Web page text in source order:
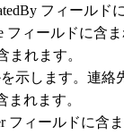
フィールド
ィールドに含ま
まれます。
します。連絡
まれます。
フィールドに含ま